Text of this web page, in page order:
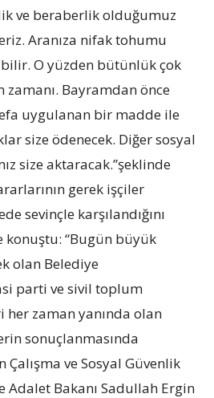
ve beraberlik olduğumuz
Aranıza nifak tohumu
O yüzden bütünlük çok
Bayramdan önce
uygulanan bir madde ile
size ödenecek. Diğer sosyal
size aktaracak.”şeklinde
gerek işçiler
sevinçle karşılandığını
konuştu: “Bugün büyük
olan Belediye
parti ve sivil toplum
zaman yanında olan
sonuçlanmasında
ve Sosyal Güvenlik
Adalet Bakanı Sadullah Ergin